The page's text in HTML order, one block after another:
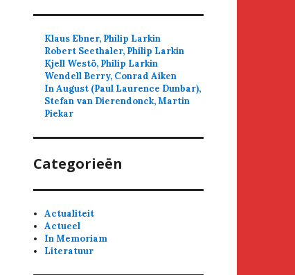
Klaus Ebner, Philip Larkin
Robert Seethaler, Philip Larkin
Kjell Westö, Philip Larkin
Wendell Berry, Conrad Aiken
In August (Paul Laurence Dunbar),
Stefan van Dierendonck, Martin
Piekar
Categorieën
Actualiteit
Actueel
In Memoriam
Literatuur